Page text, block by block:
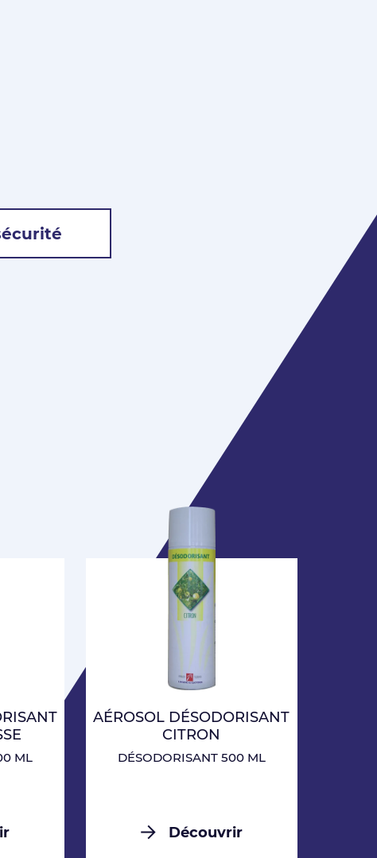
ML
AÉROSOL DÉSODORISANT
CITRON
DÉSODORISANT 500 ML
Découvrir